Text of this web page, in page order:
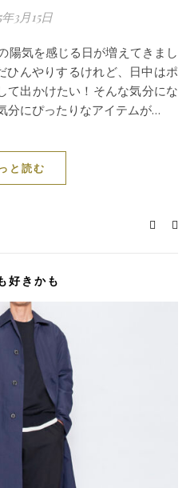
3月15日
んやりするけれど、日中はポ
て出かけたい！そんな気分にな
分にぴったりなアイテムが…
と読む
好きかも